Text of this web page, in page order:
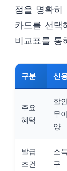
점을 명확히
카드를 선택
비교표를 통
구분 신
주요
혜택
할
무
양
발급
조건
소
구